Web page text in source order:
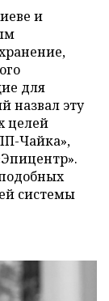
и
для
назвал эту
целей
Чайка»,
системы